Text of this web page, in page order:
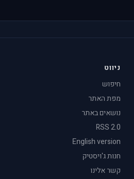
ניווט
חיפוש
מפת האתר
נושאים באתר
RSS 2.0
English version
חנות ג'ויסטיק
קשר אלינו